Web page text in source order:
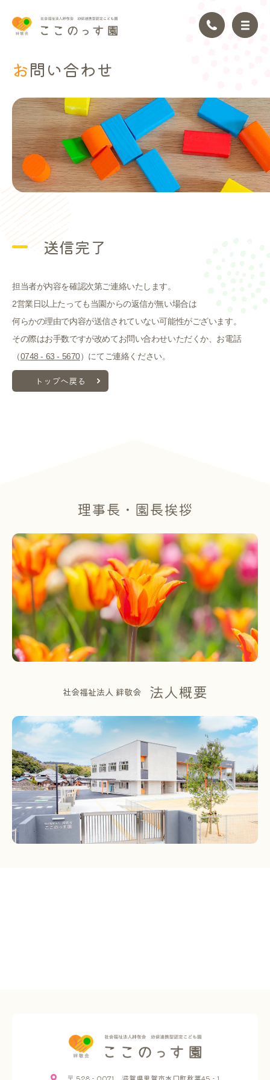
トップページ
園の理念
園の紹介
園の生活
アクセス
入園案内
よくあるご質問
採用情報
ここのっす便り
お問い合わせ
送信完了
担当者が内容を確認次第ご連絡いたします。
2営業日以上たっても当園からの返信が無い場合は
何らかの理由で内容が送信されていない可能性がございます。
その際はお手数ですが改めてお問い合わせいただくか、お電話
（0748 - 63 - 5670）にてご連絡ください。
トップへ戻る
理事長・園長挨拶
社会福祉法人 絆敬会 法人概要
〒 528 - 0071 滋賀県甲賀市水口町秋葉45 - 1